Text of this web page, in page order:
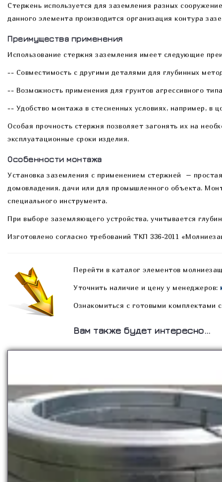
Стержень используется для заземления разных
данного элемента производится организация контура
Преимущества применения
Использование стержня заземления имеет следующие
-- Совместимость с другими деталями для глубинных
-- Возможность применения для грунтов агрессивного
-- Удобство монтажа в стесненных условиях, например, в
Особая прочность стержня позволяет загонять их на
эксплуатационные сроки изделия.
Особенности монтажа
Установка заземления с применением стержней –
домовладения, дачи или для промышленного объекта.
специального инструмента.
При выборе заземляющего устройства, учитывается
Изготовлено согласно требований ТКП 336-2011
Перейти в каталог элементов
Уточнить наличие и цену у менеджеров:
Ознакомиться с готовыми
Вам также будет интересно…